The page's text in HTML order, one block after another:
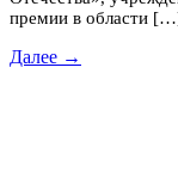
премии в области
Далее →